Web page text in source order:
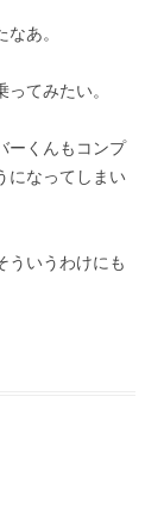
あ。
てみたい。
ーくんもコンプ
になってしまい
ういうわけにも